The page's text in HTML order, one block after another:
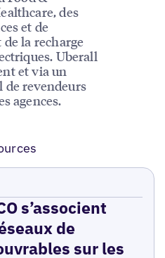
des
et de
la recharge
Uberall
et via un
de revendeurs
agences.
s’associent
de
sur les